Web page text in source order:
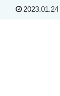
2023.01.24